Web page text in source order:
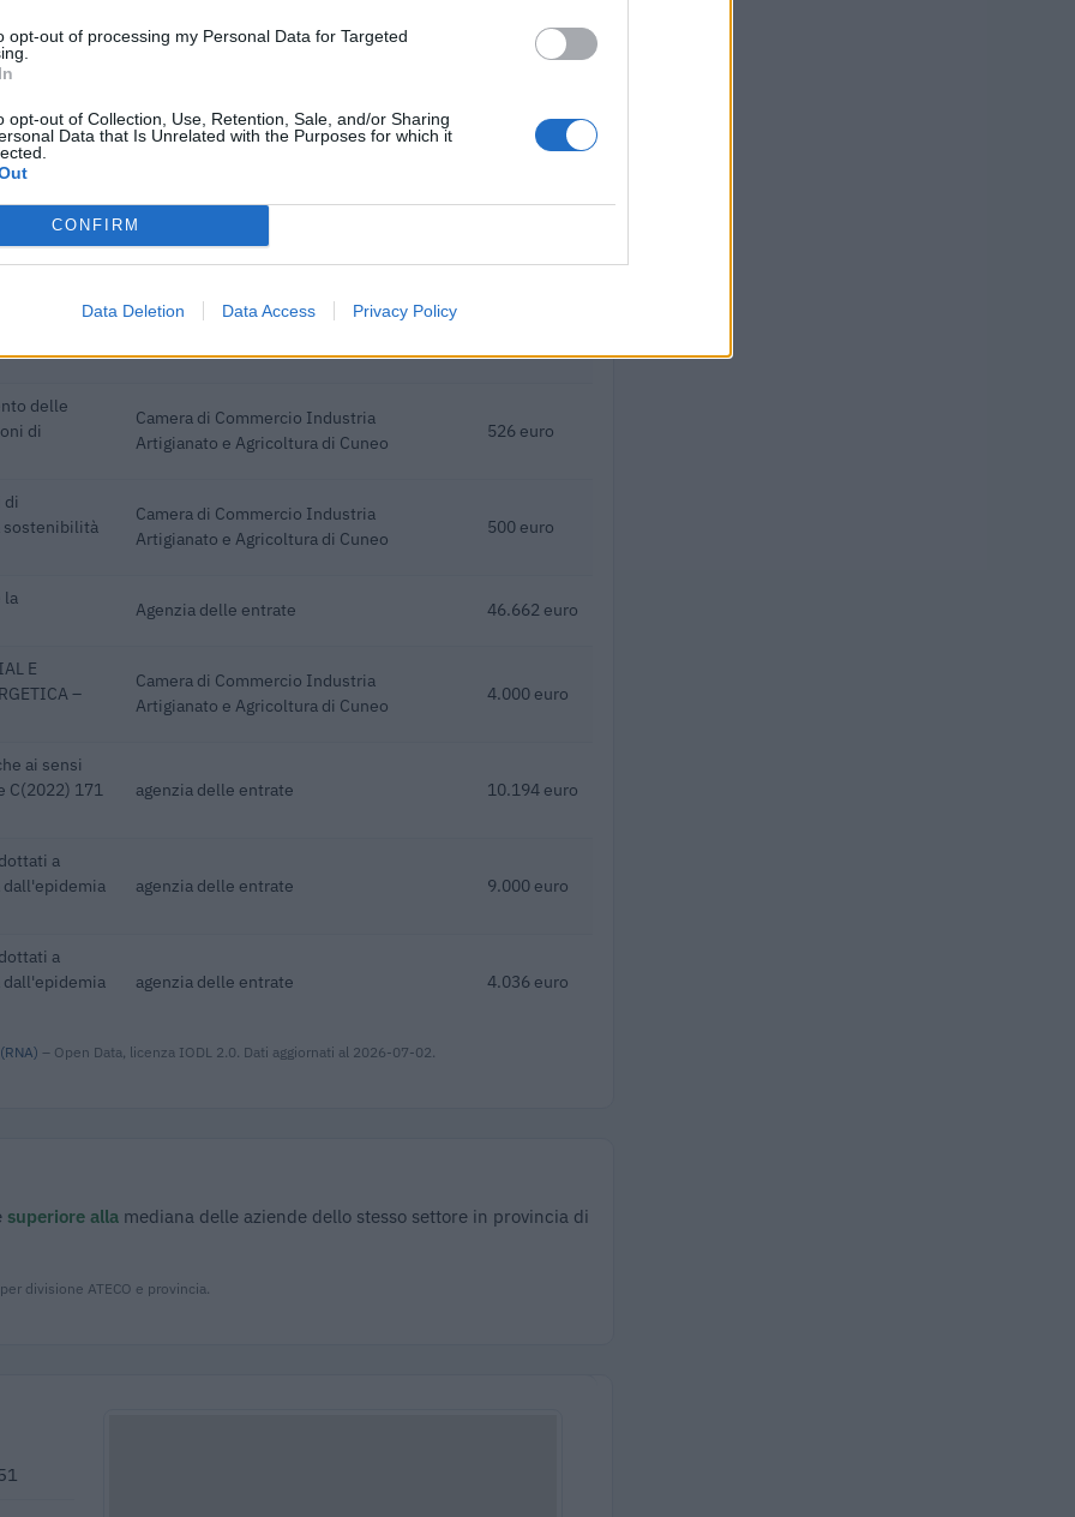
opt-out of processing my Personal Data for Targeted
opt-out of Collection, Use, Retention, Sale, and/or Sharing
Data that Is Unrelated with the Purposes for which it
CONFIRM
Data Deletion Data Access Privacy Policy
pubblici per un totale di 606.140 euro (2020–2026).
artigiane
UNIONE REGIONALE DELLE CAMERE DI
COMMERCIO INDUSTRIA ARTIGIANATO
5.000 euro
di
12/2023 -
di
12/2023 -
delle
di
Camera di Commercio Industria
Artigianato e Agricoltura di Cuneo
526 euro
di
sostenibilità
Camera di Commercio Industria
Artigianato e Agricoltura di Cuneo
500 euro
la
Agenzia delle entrate 46.662 euro
E
–
Camera di Commercio Industria
Artigianato e Agricoltura di Cuneo
4.000 euro
ai sensi
C(2022) 171
agenzia delle entrate 10.194 euro
a
dall'epidemia
agenzia delle entrate 9.000 euro
a
dall'epidemia
agenzia delle entrate 4.036 euro
– Open Data, licenza IODL 2.0. Dati aggiornati al 2026-07-02.
superiore alla mediana delle aziende dello stesso settore in provincia di
divisione ATECO e provincia.